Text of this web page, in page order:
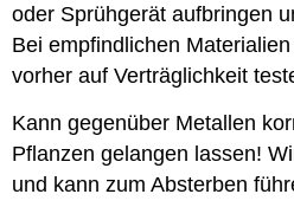
oder Sprühgerät aufbringen
Bei empfindlichen
vorher auf Verträglichkeit
Kann gegenüber Metallen
Pflanzen gelangen lassen!
und kann zum Absterben